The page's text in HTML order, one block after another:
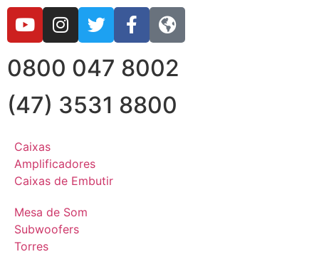
0800 047 8002
(47) 3531 8800
Caixas
Amplificadores
Caixas de Embutir
Mesa de Som
Subwoofers
Torres